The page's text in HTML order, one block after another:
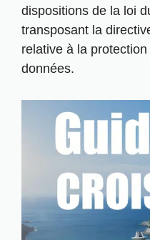
dispositions de la loi
transposant la
relative à la
données.